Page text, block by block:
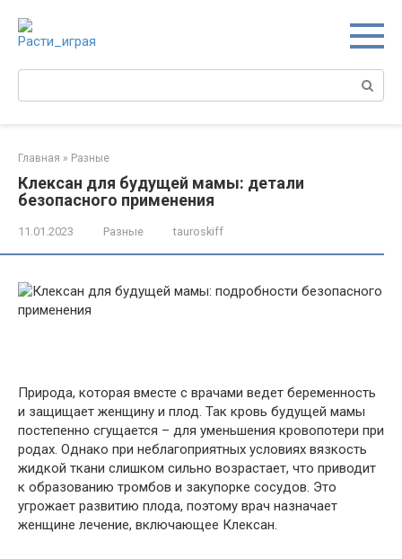
контенту
Поиск:
Главная » Разные
Клексан для будущей мамы: детали
безопасного применения
11.01.2023 Разные tauroskiff
Природа, которая вместе с врачами ведет беременность
и защищает женщину и плод. Так кровь будущей мамы
постепенно сгущается – для уменьшения кровопотери при
родах. Однако при неблагоприятных условиях вязкость
жидкой ткани слишком сильно возрастает, что приводит
к образованию тромбов и закупорке сосудов. Это
угрожает развитию плода, поэтому врач назначает
женщине лечение, включающее Клексан.